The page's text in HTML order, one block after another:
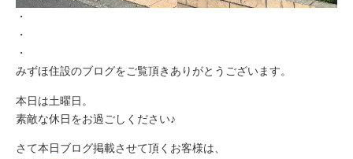
・
・
・
みずほ住設のブログをご覧頂きありがとうございます。
本日は土曜日。
素敵な休日をお過ごしください♪
さて本日ブログ掲載させて頂くお客様は、